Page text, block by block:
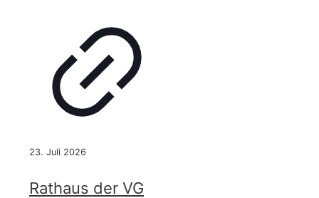
23. Juli 2026
Rathaus der VG